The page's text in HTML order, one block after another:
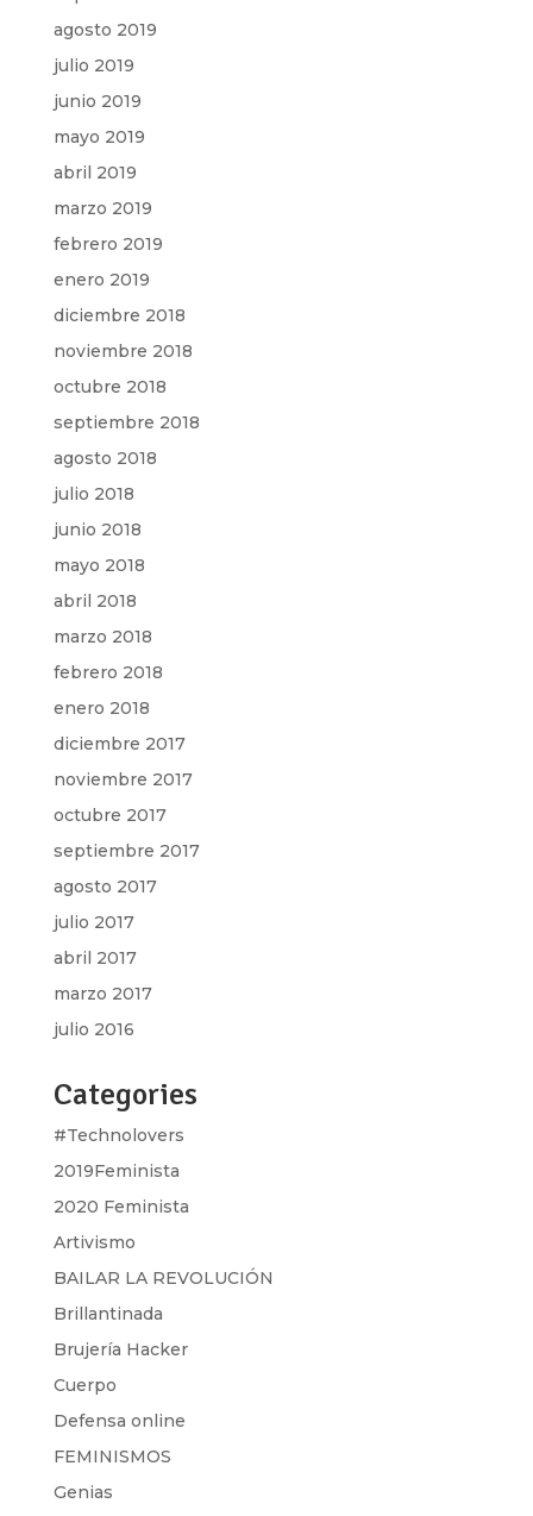
agosto 2019
julio 2019
junio 2019
mayo 2019
abril 2019
marzo 2019
febrero 2019
enero 2019
diciembre 2018
noviembre 2018
octubre 2018
septiembre 2018
agosto 2018
julio 2018
junio 2018
mayo 2018
abril 2018
marzo 2018
febrero 2018
enero 2018
diciembre 2017
noviembre 2017
octubre 2017
septiembre 2017
agosto 2017
julio 2017
abril 2017
marzo 2017
julio 2016
Categories
#Technolovers
2019Feminista
2020 Feminista
Artivismo
BAILAR LA REVOLUCIÓN
Brillantinada
Brujería Hacker
Cuerpo
Defensa online
FEMINISMOS
Genias